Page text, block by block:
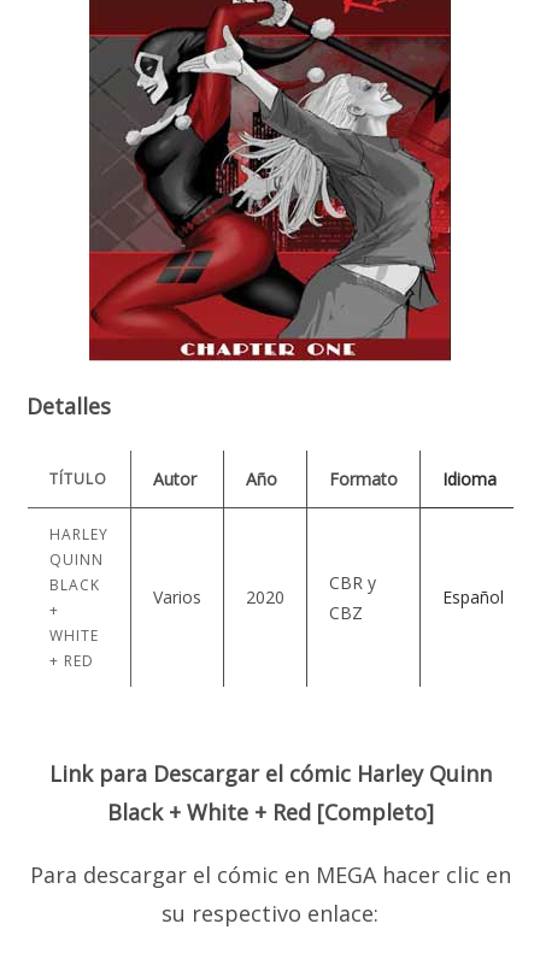
Detalles
TÍTULO Autor Año Formato Idioma
HARLEY
QUINN
BLACK
+
WHITE
+ RED
Varios 2020
CBR y
CBZ
Español
Link para Descargar el cómic Harley Quinn
Black + White + Red [Completo]
Para descargar el cómic en MEGA hacer clic en
su respectivo enlace: